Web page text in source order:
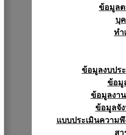
ข้อมูลต
บุ
ทำ
ข้อมูลงบประ
ข้อมู
ข้อมูลงา
ข้อมูลจั
แบบประเมินความ
สา